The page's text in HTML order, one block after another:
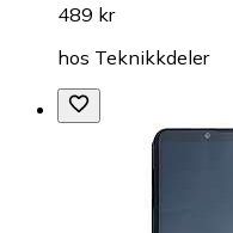
489 kr
hos Teknikkdeler